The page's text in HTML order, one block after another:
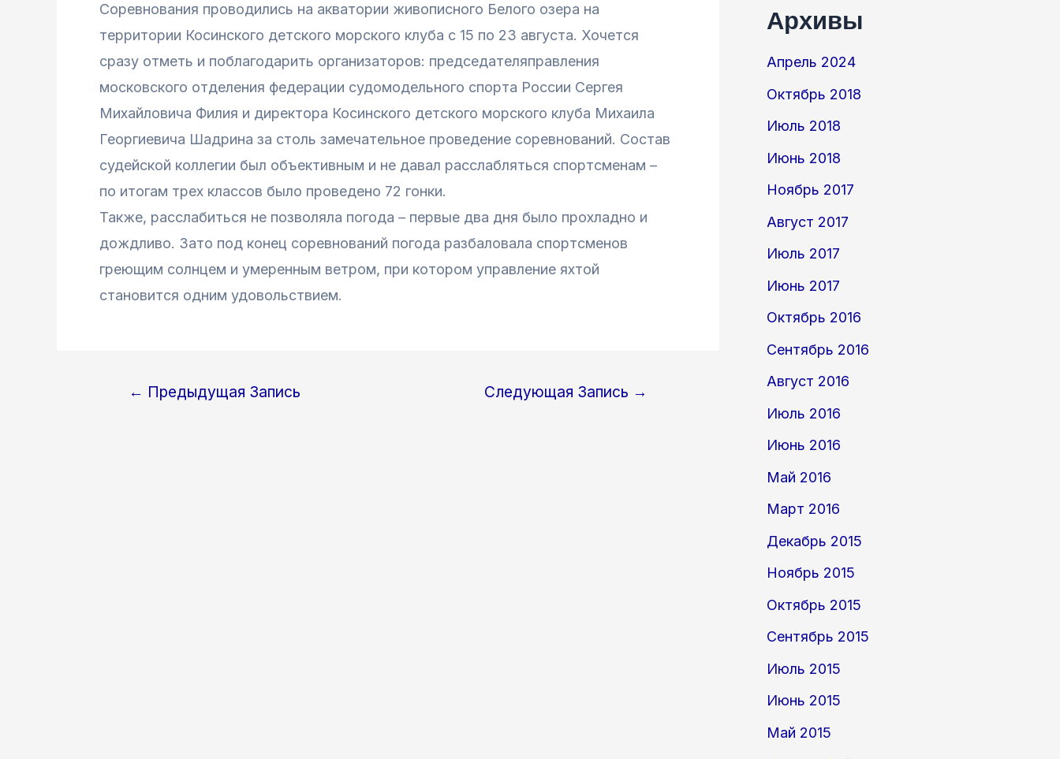
Соревнования проводились на акватории живописного Белого озера на
территории Косинского детского морского клуба с 15 по 23 августа. Хочется
сразу отметь и поблагодарить организаторов: председателяправления
московского отделения федерации судомодельного спорта России Сергея
Михайловича Филия и директора Косинского детского морского клуба Михаила
Георгиевича Шадрина за столь замечательное проведение соревнований. Состав
судейской коллегии был объективным и не давал расслабляться спортсменам –
по итогам трех классов было проведено 72 гонки.
Также, расслабиться не позволяла погода – первые два дня было прохладно и
дождливо. Зато под конец соревнований погода разбаловала спортсменов
греющим солнцем и умеренным ветром, при котором управление яхтой
становится одним удовольствием.
Навигация
← Предыдущая Запись Следующая Запись →
Архивы
Апрель 2024
Октябрь 2018
Июль 2018
Июнь 2018
Ноябрь 2017
Август 2017
Июль 2017
Июнь 2017
Октябрь 2016
Сентябрь 2016
Август 2016
Июль 2016
Июнь 2016
Май 2016
Март 2016
Декабрь 2015
Ноябрь 2015
Октябрь 2015
Сентябрь 2015
Июль 2015
Июнь 2015
Май 2015